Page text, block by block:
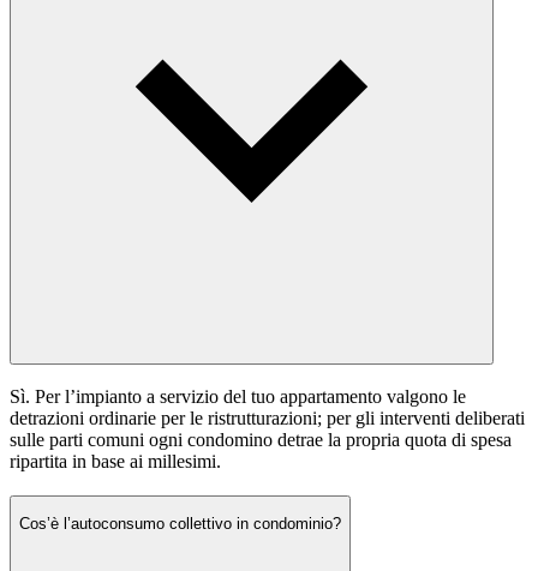
Sì. Per l’impianto a servizio del tuo appartamento valgono le
detrazioni ordinarie per le ristrutturazioni; per gli interventi deliberati
sulle parti comuni ogni condomino detrae la propria quota di spesa
ripartita in base ai millesimi.
Cos’è l’autoconsumo collettivo in condominio?